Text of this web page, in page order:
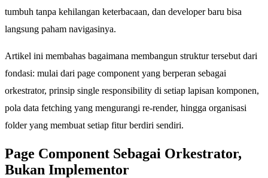
tumbuh tanpa kehilangan keterbacaan, dan developer baru bisa
langsung paham navigasinya.
Artikel ini membahas bagaimana membangun struktur tersebut dari
fondasi: mulai dari page component yang berperan sebagai
orkestrator, prinsip single responsibility di setiap lapisan komponen,
pola data fetching yang mengurangi re-render, hingga organisasi
folder yang membuat setiap fitur berdiri sendiri.
Page Component Sebagai Orkestrator,
Bukan Implementor